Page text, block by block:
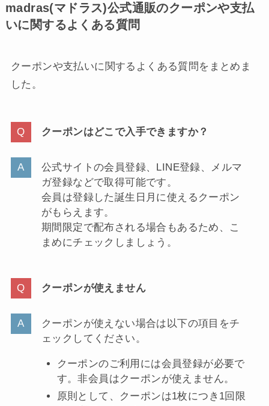
madras(マドラス)公式通販のクーポンや支払
いに関するよくある質問
クーポンや支払いに関するよくある質問をまとめま
した。
クーポンはどこで入手できますか？
公式サイトの会員登録、LINE登録、メルマ
ガ登録などで取得可能です。
会員は登録した誕生日月に使えるクーポン
がもらえます。
期間限定で配布される場合もあるため、こ
まめにチェックしましょう。
クーポンが使えません
クーポンが使えない場合は以下の項目をチ
ェックしてください。
クーポンのご利用には会員登録が必要で
す。非会員はクーポンが使えません。
原則として、クーポンは1枚につき1回限